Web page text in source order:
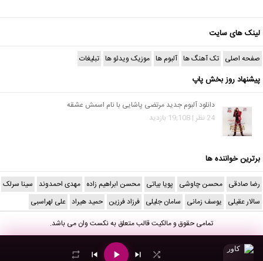
لینک های سایت
صفحه اصلی تک آهنگ ها آلبوم ها موزیک ویدئو ها تبلیغات
پیشنهاد روز بخش پاپ
دانلود آلبوم جدید مرتضی پاشایی با نام اسمش عشقه
24 نظر | 19,108 بازدید
برترین خواننده ها
رضا صادقی محسن چاوشی پویا بیاتی محسن ابراهیم زاده مهدی احمدوند سینا سرلک
سالار عقیلی یوسف زمانی سامان جلیلی فرزاد فرزین حمید هیراد علی لهراسبی
تمامی حقوق و مالکیت قالب متعلق بهنکست وانمی باشد.